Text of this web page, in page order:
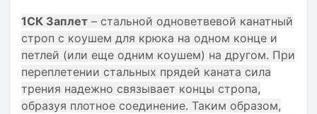
1СК Заплет – стальной одноветвевой канатный
строп с коушем для крюка на одном конце и
петлей (или еще одним коушем) на другом. При
переплетении стальных прядей каната сила
трения надежно связывает концы стропа,
образуя плотное соединение. Таким образом,